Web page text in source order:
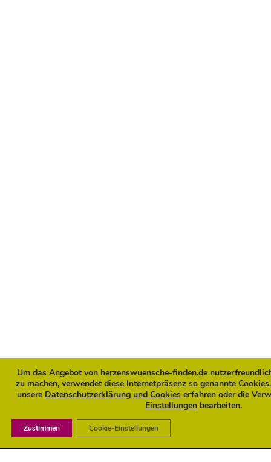
Um das Angebot von herzenswuensche-finden.de
zu machen, verwendet diese Internetpräsenz so genannte
unsere Datenschutzerklärung und Cookies erfahren oder die
Einstellungen bearbeiten.
Zustimmen Cookie-Einstellungen